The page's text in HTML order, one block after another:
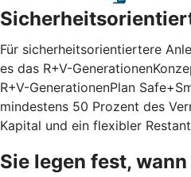
Für sicherheitsorientiertere
es das R+V-
R+V-GenerationenPlan
mindestens 50 Prozent des
Kapital und ein flexibler
Sie legen fest,